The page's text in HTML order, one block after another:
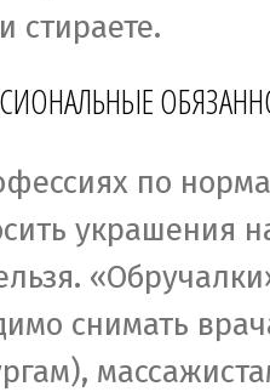
стираете.
по
украшения
снимать